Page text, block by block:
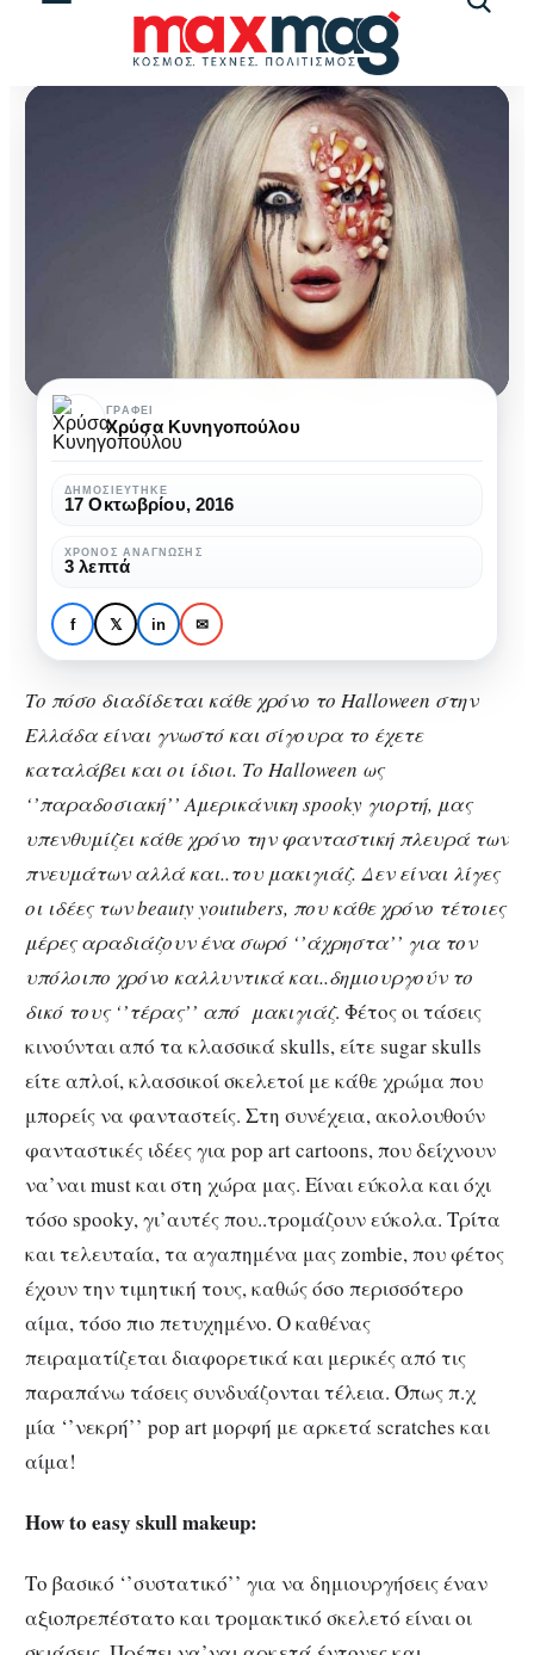
ΟΜΟΡΦΙΆ
3 must have ιδέες για το
Halloween | Makeup
edition|
must
have
ιδέες
για
Halloween
edition|
ΓΡΆΦΕΙ
Χρύσα Κυνηγοπούλου
ΔΗΜΟΣΙΕΎΤΗΚΕ
17 Οκτωβρίου, 2016
ΧΡΌΝΟΣ ΑΝΆΓΝΩΣΗΣ
3 λεπτά
f 𝕏 in ✉
Το πόσο διαδίδεται κάθε χρόνο το Halloween στην
Ελλάδα είναι γνωστό και σίγουρα το έχετε
καταλάβει και οι ίδιοι. Το Halloween ως
‘’παραδοσιακή’’ Αμερικάνικη spooky γιορτή, μας
υπενθυμίζει κάθε χρόνο την φανταστική πλευρά των
πνευμάτων αλλά και..του μακιγιάζ. Δεν είναι λίγες
οι ιδέες των beauty youtubers, που κάθε χρόνο τέτοιες
μέρες αραδιάζουν ένα σωρό ‘’άχρηστα’’ για τον
υπόλοιπο χρόνο καλλυντικά και..δημιουργούν το
δικό τους ‘’τέρας’’ από μακιγιάζ. Φέτος οι τάσεις
κινούνται από τα κλασσικά skulls, είτε sugar skulls
είτε απλοί, κλασσικοί σκελετοί με κάθε χρώμα που
μπορείς να φανταστείς. Στη συνέχεια, ακολουθούν
φανταστικές ιδέες για pop art cartoons, που δείχνουν
να’ναι must και στη χώρα μας. Είναι εύκολα και όχι
τόσο spooky, γι’αυτές που..τρομάζουν εύκολα. Τρίτα
και τελευταία, τα αγαπημένα μας zombie, που φέτος
έχουν την τιμητική τους, καθώς όσο περισσότερο
αίμα, τόσο πιο πετυχημένο. Ο καθένας
πειραματίζεται διαφορετικά και μερικές από τις
παραπάνω τάσεις συνδυάζονται τέλεια. Όπως π.χ
μία ‘’νεκρή’’ pop art μορφή με αρκετά scratches και
αίμα!
How to easy skull makeup:
Το βασικό ‘’συστατικό’’ για να δημιουργήσεις έναν
αξιοπρεπέστατο και τρομακτικό σκελετό είναι οι